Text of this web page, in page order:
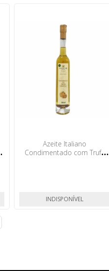
Azeite Italiano
Condimentado com Trufa
INDISPONÍVEL